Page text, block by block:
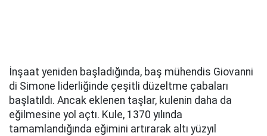
İnşaat yeniden başladığında, baş mühendis Giovanni
di Simone liderliğinde çeşitli düzeltme çabaları
başlatıldı. Ancak eklenen taşlar, kulenin daha da
eğilmesine yol açtı. Kule, 1370 yılında
tamamlandığında eğimini artırarak altı yüzyıl